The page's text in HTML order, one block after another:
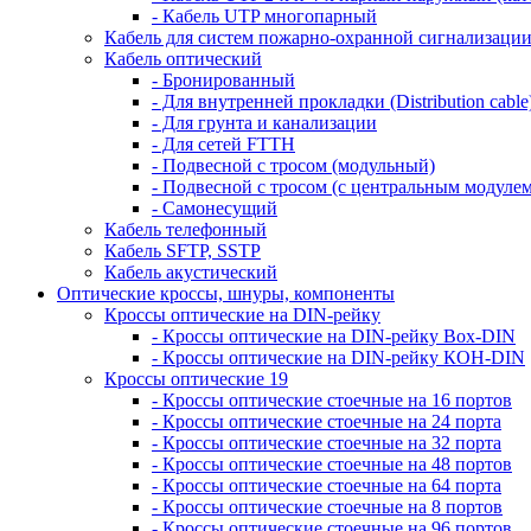
- Кабель UTP многопарный
Кабель для систем пожарно-охранной сигнализации
Кабель оптический
- Бронированный
- Для внутренней прокладки (Distribution
- Для грунта и канализации
- Для сетей FTTH
- Подвесной с тросом (модульный)
- Подвесной с тросом (с центральным
- Самонесущий
Кабель телефонный
Кабель SFTP, SSTP
Кабель акустический
Оптические кроссы, шнуры, компоненты
Кроссы оптические на DIN-рейку
- Кроссы оптические на DIN-рейку Box-DIN
- Кроссы оптические на DIN-рейку КОН-DIN
Кроссы оптические 19
- Кроссы оптические стоечные на 16 портов
- Кроссы оптические стоечные на 24 порта
- Кроссы оптические стоечные на 32 порта
- Кроссы оптические стоечные на 48 портов
- Кроссы оптические стоечные на 64 порта
- Кроссы оптические стоечные на 8 портов